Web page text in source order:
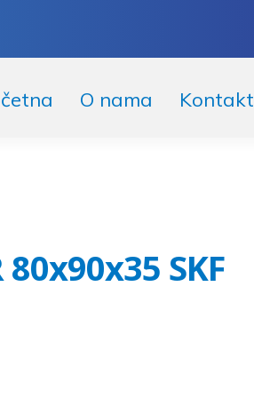
O nama Kontakt
SKF